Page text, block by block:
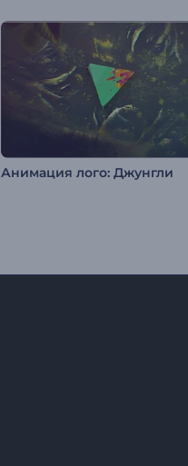
Анимация лого: Джунгли